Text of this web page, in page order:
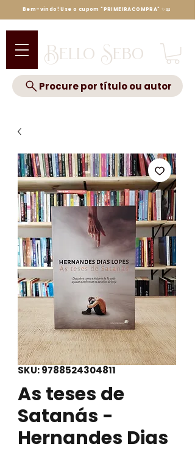
Bello Sebo
Procure por título ou autor
Bem-vindo! Use o cupom "PRIMEIRACOMPRA" ✨📖
SKU: 9788524304811
As teses de
Satanás -
Hernandes Dias